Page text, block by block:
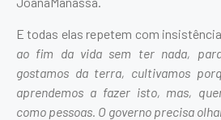
E todas elas repetem com
ao fim da vida sem ter nada,
gostamos da terra, cultivamos
aprendemos a fazer isto, mas,
como pessoas. O governo precisa